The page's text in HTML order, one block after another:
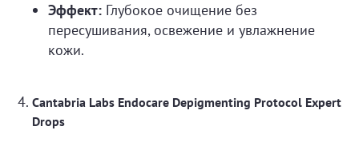
Эффект: Глубокое очищение без
пересушивания, освежение и увлажнение
кожи.
Cantabria Labs Endocare Depigmenting Protocol Expert
Drops